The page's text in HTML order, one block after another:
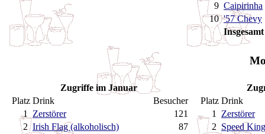
9 Caipirinha
10 '57 Chevy
Insgesamt
Zugriffe im Januar
Platz Drink
Besucher
1
Zerstörer
121
2 Irish Flag (alkoholisch)
87
Platz Drink
1
Zerstörer
2 Speed King